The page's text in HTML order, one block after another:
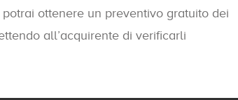
ottenere un preventivo gratuito dei
all’acquirente di verificarli